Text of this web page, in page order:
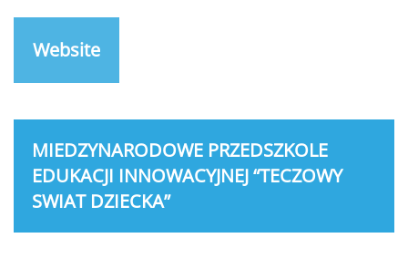
Website
MIEDZYNARODOWE PRZEDSZKOLE
EDUKACJI INNOWACYJNEJ “TECZOWY
SWIAT DZIECKA”